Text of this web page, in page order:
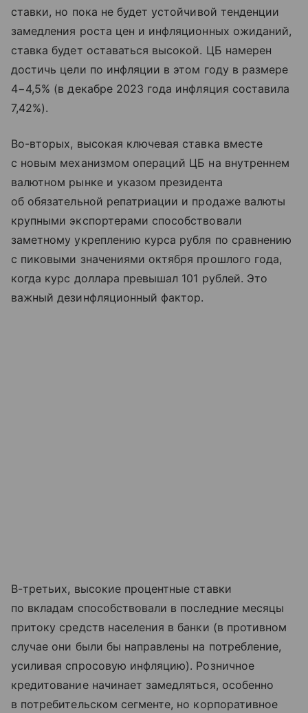
ставки, но пока не будет устойчивой тенденции
замедления роста цен и инфляционных ожиданий,
ставка будет оставаться высокой. ЦБ намерен
достичь цели по инфляции в этом году в размере
4−4,5% (в декабре 2023 года инфляция составила
7,42%).
Во-вторых, высокая ключевая ставка вместе
с новым механизмом операций ЦБ на внутреннем
валютном рынке и указом президента
об обязательной репатриации и продаже валюты
крупными экспортерами способствовали
заметному укреплению курса рубля по сравнению
с пиковыми значениями октября прошлого года,
когда курс доллара превышал 101 рублей. Это
важный дезинфляционный фактор.
В-третьих, высокие процентные ставки
по вкладам способствовали в последние месяцы
притоку средств населения в банки (в противном
случае они были бы направлены на потребление,
усиливая спросовую инфляцию). Розничное
кредитование начинает замедляться, особенно
в потребительском сегменте, но корпоративное